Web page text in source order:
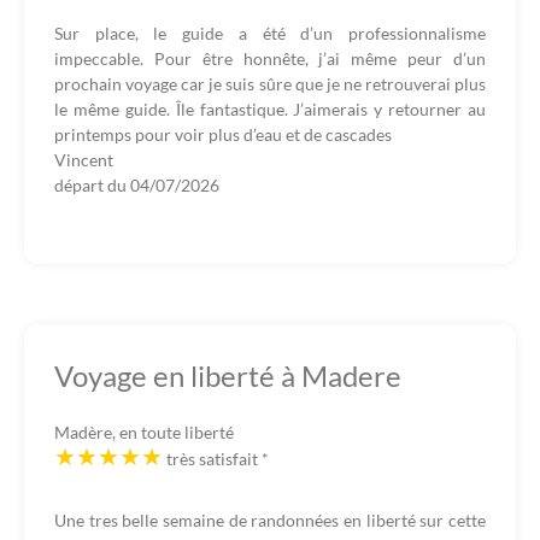
Sur place, le guide a été d’un professionnalisme
impeccable. Pour être honnête, j’ai même peur d’un
prochain voyage car je suis sûre que je ne retrouverai plus
le même guide. Île fantastique. J’aimerais y retourner au
printemps pour voir plus d’eau et de cascades
Vincent
départ du 04/07/2026
Voyage en liberté à Madere
Madère, en toute liberté
très satisfait *
Une tres belle semaine de randonnées en liberté sur cette